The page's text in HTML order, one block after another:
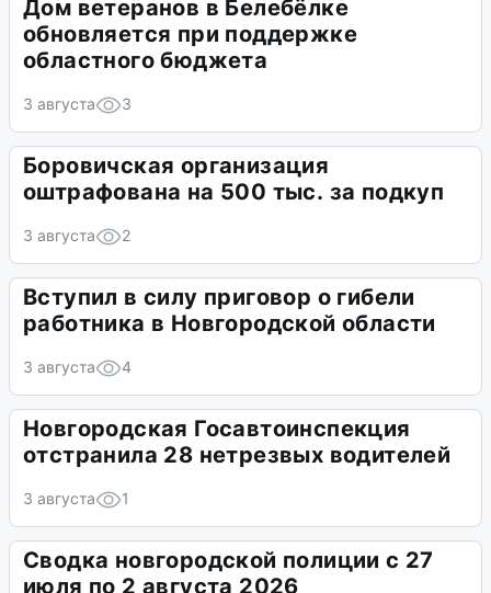
Дом ветеранов в Белебёлке
обновляется при поддержке
областного бюджета
3 августа 3
Боровичская организация
оштрафована на 500 тыс. за подкуп
3 августа 2
Вступил в силу приговор о гибели
работника в Новгородской области
3 августа 4
Новгородская Госавтоинспекция
отстранила 28 нетрезвых водителей
3 августа 1
Сводка новгородской полиции с 27
июля по 2 августа 2026